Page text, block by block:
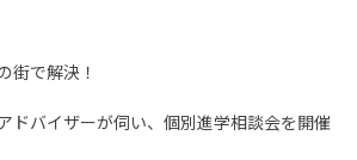
街で解決！
ドバイザーが伺い、個別進学相談会を開催